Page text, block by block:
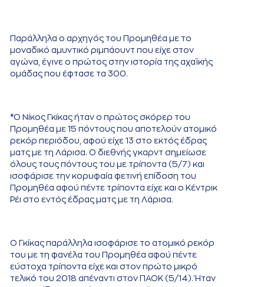
Παράλληλα ο αρχηγός του Προμηθέα με το
μοναδικό αμυντικό ριμπάουντ που είχε στον
αγώνα, έγινε ο πρώτος στην ιστορία της αχαϊκής
ομάδας που έφτασε τα 300.
*Ο Νίκος Γκίκας ήταν ο πρώτος σκόρερ του
Προμηθέα με 15 πόντους που αποτελούν ατομικό
ρεκόρ περιόδου, αφού είχε 13 στο εκτός έδρας
ματς με τη Λάρισα. Ο διεθνής γκαρντ σημείωσε
όλους τους πόντους του με τρίποντα (5/7) και
ισοφάρισε την κορυφαία φετινή επίδοση του
Προμηθέα αφού πέντε τρίποντα είχε και ο Κέντρικ
Ρέι στο εντός έδρας ματς με τη Λάρισα.
Ο Γκίκας παράλληλα ισοφάρισε το ατομικό ρεκόρ
του με τη φανέλα του Προμηθέα αφού πέντε
εύστοχα τρίποντα είχε και στον πρώτο μικρό
τελικό του 2018 απέναντι στον ΠΑΟΚ (5/14). Ήταν